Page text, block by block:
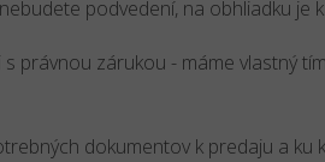
podvedení, na obhliadku je
právnou zárukou - máme vlastný
dokumentov k predaju a